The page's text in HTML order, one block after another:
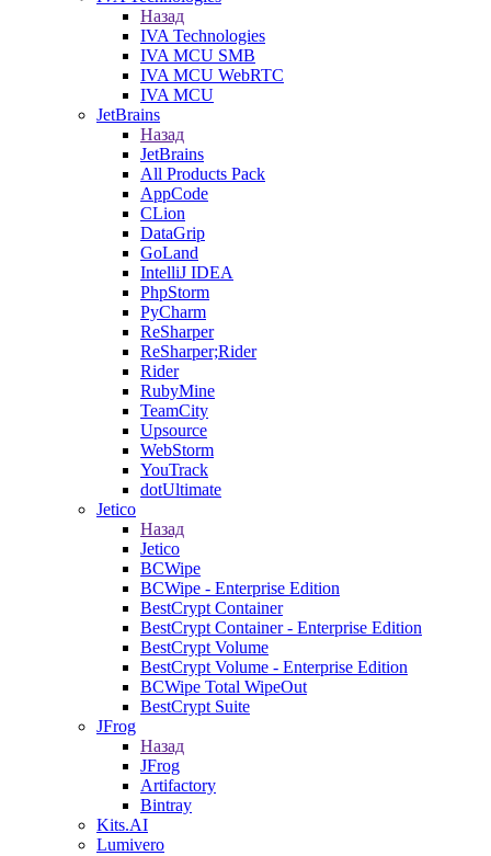
Назад
IVA Technologies
IVA MCU SMB
IVA MCU WebRTC
IVA MCU
JetBrains
Назад
JetBrains
All Products Pack
AppCode
CLion
DataGrip
GoLand
IntelliJ IDEA
PhpStorm
PyCharm
ReSharper
ReSharper;Rider
Rider
RubyMine
TeamCity
Upsource
WebStorm
YouTrack
dotUltimate
Jetico
Назад
Jetico
BCWipe
BCWipe - Enterprise Edition
BestCrypt Container
BestCrypt Container - Enterprise Edition
BestCrypt Volume
BestCrypt Volume - Enterprise Edition
BCWipe Total WipeOut
BestCrypt Suite
JFrog
Назад
JFrog
Artifactory
Bintray
Kits.AI
Lumivero